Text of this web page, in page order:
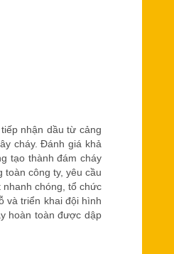
nhận dầu từ cảng
cháy. Đánh giá khả
tạo thành đám cháy
công ty, yêu cầu
chóng, tổ chức
và triển khai đội hình
hoàn toàn được dập